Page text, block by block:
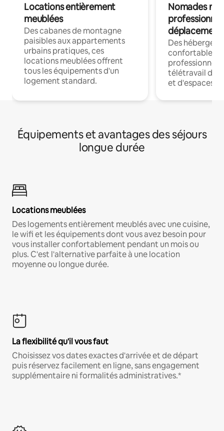
Locations entièrement
meublées
Des cabanes de montagne
paisibles aux appartements
urbains pratiques, ces
locations meublées offrent
tous les équipements d'un
logement standard.
Nomades
déplacement
Des
confortables
professionnels
télétravail
et d'espaces
Équipements et avantages des séjours
longue durée
Locations meublées
Des logements entièrement meublés avec une cuisine,
le wifi et les équipements dont vous avez besoin pour
vous installer confortablement pendant un mois ou
plus. C'est l'alternative parfaite à une location
moyenne ou longue durée.
La flexibilité qu'il vous faut
Choisissez vos dates exactes d'arrivée et de départ
puis réservez facilement en ligne, sans engagement
supplémentaire ni formalités administratives.*